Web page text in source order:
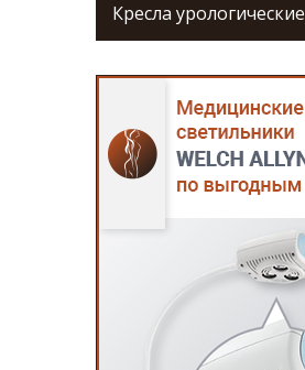
Кресла урологические